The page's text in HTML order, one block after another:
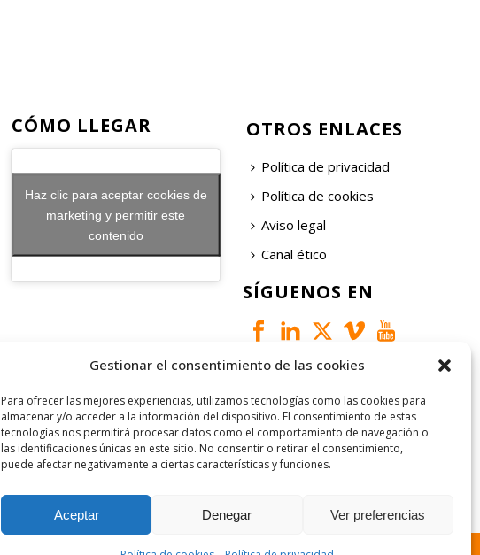
Gestionar el consentimiento de las cookies
Para ofrecer las mejores experiencias, utilizamos tecnologías como las cookies para
almacenar y/o acceder a la información del dispositivo. El consentimiento de estas
tecnologías nos permitirá procesar datos como el comportamiento de navegación o
las identificaciones únicas en este sitio. No consentir o retirar el consentimiento,
puede afectar negativamente a ciertas características y funciones.
Aceptar Denegar Ver preferencias
CÓMO LLEGAR
Haz clic para aceptar cookies de
marketing y permitir este
contenido
OTROS ENLACES
Política de privacidad
Política de cookies
Aviso legal
Canal ético
SÍGUENOS EN